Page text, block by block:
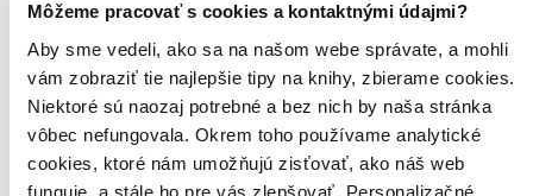
Môžeme pracovať s cookies a kontaktnými údajmi?
Aby sme vedeli, ako sa na našom webe správate, a mohli
vám zobraziť tie najlepšie tipy na knihy, zbierame cookies.
Niektoré sú naozaj potrebné a bez nich by naša stránka
vôbec nefungovala. Okrem toho používame analytické
cookies, ktoré nám umožňujú zisťovať, ako náš web
funguje, a stále ho pre vás zlepšovať. Personalizačné
Popis: Pred rokom vydal Miro Jaroš album "Pesničky pre
(ne)poslušné deti" a záujem o jeho detskú tvorbu okamžite
vzrástol...
DVD film
9,10 €
Do 1 – 6 dní
Tento produkt momentálne nemáme na sklade, ale zvyčajne